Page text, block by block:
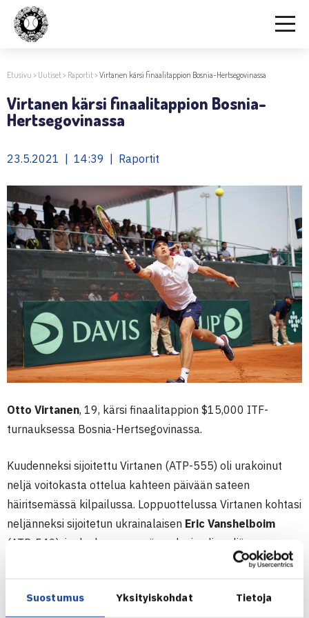
Suostumus Yksityiskohdat Tietoja
Etusivu > Uutiset> Raportit>Virtanen kärsi finaalitappion Bosnia-Hertsegovinassa
Virtanen kärsi finaalitappion Bosnia-
Hertsegovinassa
23.5.2021 | 14:39 | Raportit
Otto Virtanen, 19, kärsi finaalitappion $15,000 ITF-
turnauksessa Bosnia-Hertsegovinassa.
Kuudenneksi sijoitettu Virtanen (ATP-555) oli urakoinut
neljä voitokasta ottelua kahteen päivään sateen
häiritsemässä kilpailussa. Loppuottelussa Virtanen kohtasi
neljänneksi sijoitetun ukrainalaisen Eric Vanshelboim
(ATP-549), jonka kanssa myös pelasi nelinpeliä
turnauksessa. Virtanen haki loppuottelussa uransa
kolmatta kaksinpelin ammattilaisturnausvoittoa.